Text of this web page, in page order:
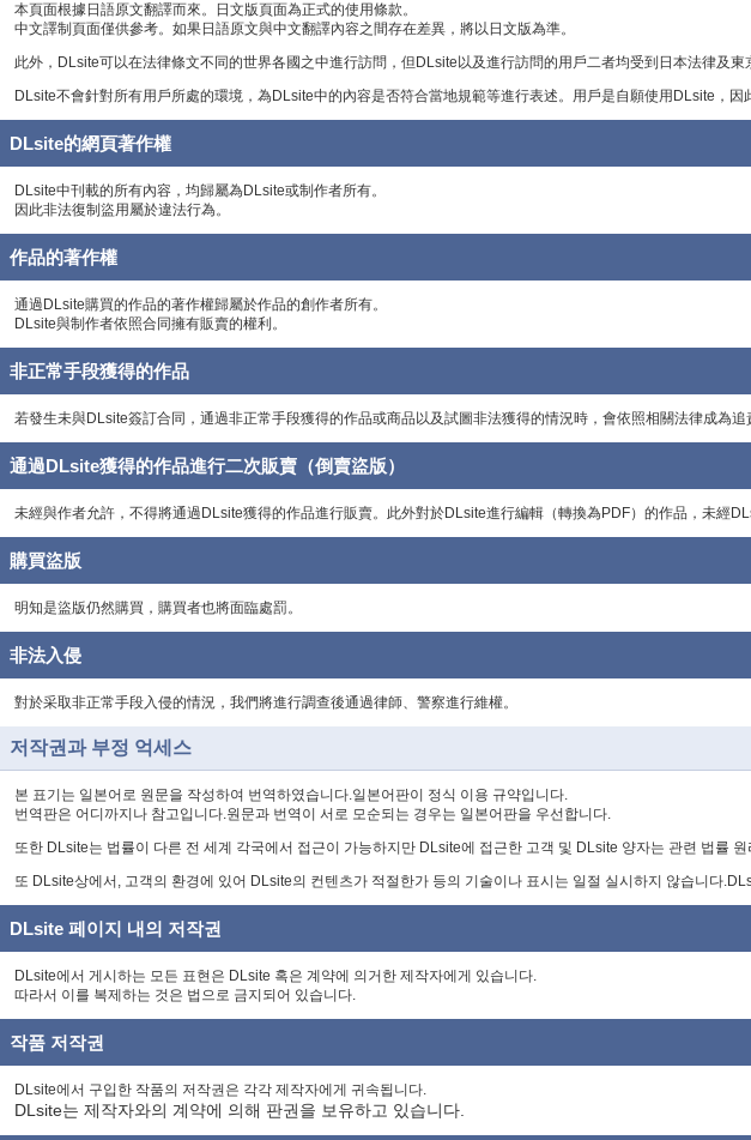
本頁面根據日語原文翻譯而來。日文版頁面為正式的使用條款。
中文譯制頁面僅供參考。如果日語原文與中文翻譯內容之間存在差異，將以日文版為準。
此外，DLsite可以在法律條文不同的世界各國之中進行訪問，但DLsite以及進行訪問的用戶二者均受到日本法律及東
DLsite不會針對所有用戶所處的環境，為DLsite中的內容是否符合當地規範等進行表述。用戶是自願使用DLsite，因
DLsite的網頁著作權
DLsite中刊載的所有內容，均歸屬為DLsite或制作者所有。
因此非法復制盜用屬於違法行為。
作品的著作權
通過DLsite購買的作品的著作權歸屬於作品的創作者所有。
DLsite與制作者依照合同擁有販賣的權利。
非正常手段獲得的作品
若發生未與DLsite簽訂合同，通過非正常手段獲得的作品或商品以及試圖非法獲得的情況時，會依照相關法律成為
通過DLsite獲得的作品進行二次販賣（倒賣盜版）
未經與作者允許，不得將通過DLsite獲得的作品進行販賣。此外對於DLsite進行編輯（轉換為PDF）的作品，未經
購買盜版
明知是盜版仍然購買，購買者也將面臨處罰。
非法入侵
對於采取非正常手段入侵的情況，我們將進行調查後通過律師、警察進行維權。
저작권과 부정 억세스
본 표기는 일본어로 원문을 작성하여 번역하였습니다.일본어판이 정식 이용 규약입니다.
번역판은 어디까지나 참고입니다.원문과 번역이 서로 모순되는 경우는 일본어판을 우선합니다.
또한 DLsite는 법률이 다른 전 세계 각국에서 접근이 가능하지만 DLsite에 접근한 고객 및 DLsite 양자는 관련 법률
또 DLsite상에서, 고객의 환경에 있어 DLsite의 컨텐츠가 적절한가 등의 기술이나 표시는 일절 실시하지 않습니다
DLsite 페이지 내의 저작권
DLsite에서 게시하는 모든 표현은 DLsite 혹은 계약에 의거한 제작자에게 있습니다.
따라서 이를 복제하는 것은 법으로 금지되어 있습니다.
작품 저작권
DLsite에서 구입한 작품의 저작권은 각각 제작자에게 귀속됩니다.
DLsite는 제작자와의 계약에 의해 판권을 보유하고 있습니다.